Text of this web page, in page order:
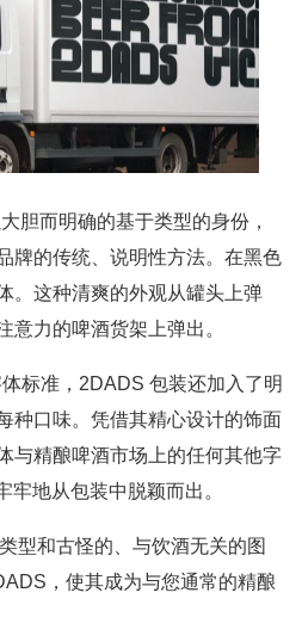
胆而明确的基于类型的身份，
牌的传统、说明性方法。在黑色
。这种清爽的外观从罐头上弹
意力的啤酒货架上弹出。
标准，2DADS 包装还加入了明
种口味。凭借其精心设计的饰面
与精酿啤酒市场上的任何其他字
地从包装中脱颖而出。
型和古怪的、与饮酒无关的图
，使其成为与您通常的精酿